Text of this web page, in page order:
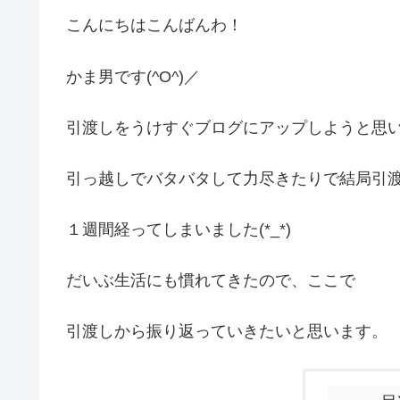
こんにちはこんばんわ！
かま男です(^O^)／
引渡しをうけすぐブログにアップしようと思
引っ越しでバタバタして力尽きたりで結局引
１週間経ってしまいました(*_*)
だいぶ生活にも慣れてきたので、ここで
引渡しから振り返っていきたいと思います。